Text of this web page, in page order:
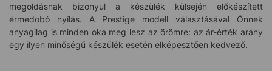
megoldásnak bizonyul a készülék külsején előkészített
érmedobó nyílás. A Prestige modell választásával Önnek
anyagilag is minden oka meg lesz az örömre: az ár-érték arány
egy ilyen minőségű készülék esetén elképesztően kedvező.